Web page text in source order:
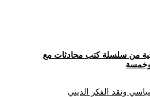
من سلسلة كتب محادثات مع
وخمسة
ونقد الفكر الديني